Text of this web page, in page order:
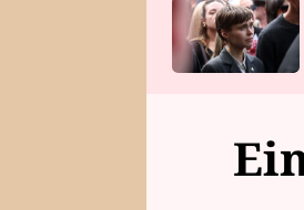
HOROSKOP NA